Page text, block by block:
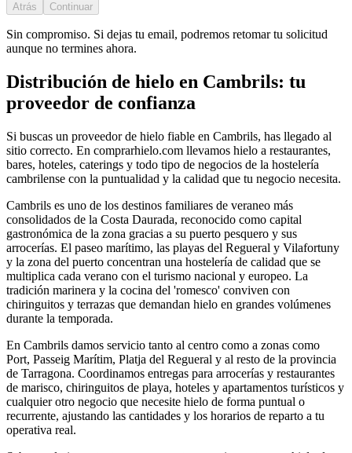
Atrás Continuar
Sin compromiso. Si dejas tu email, podremos retomar tu solicitud
aunque no termines ahora.
Distribución de hielo en Cambrils: tu
proveedor de confianza
Si buscas un proveedor de hielo fiable en Cambrils, has llegado al
sitio correcto. En comprarhielo.com llevamos hielo a restaurantes,
bares, hoteles, caterings y todo tipo de negocios de la hostelería
cambrilense con la puntualidad y la calidad que tu negocio necesita.
Cambrils es uno de los destinos familiares de veraneo más
consolidados de la Costa Daurada, reconocido como capital
gastronómica de la zona gracias a su puerto pesquero y sus
arrocerías. El paseo marítimo, las playas del Regueral y Vilafortuny
y la zona del puerto concentran una hostelería de calidad que se
multiplica cada verano con el turismo nacional y europeo. La
tradición marinera y la cocina del 'romesco' conviven con
chiringuitos y terrazas que demandan hielo en grandes volúmenes
durante la temporada.
En Cambrils damos servicio tanto al centro como a zonas como
Port, Passeig Marítim, Platja del Regueral y al resto de la provincia
de Tarragona. Coordinamos entregas para arrocerías y restaurantes
de marisco, chiringuitos de playa, hoteles y apartamentos turísticos y
cualquier otro negocio que necesite hielo de forma puntual o
recurrente, ajustando las cantidades y los horarios de reparto a tu
operativa real.